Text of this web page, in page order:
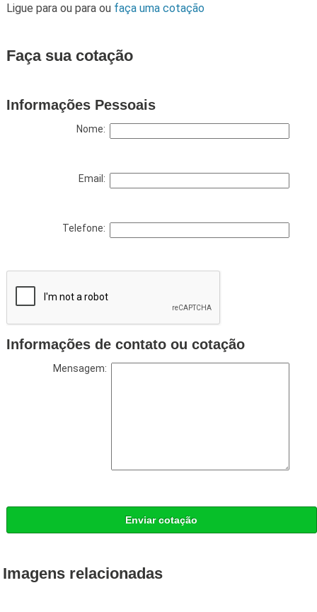
Ligue para ou para ou faça uma cotação
Faça sua cotação
Informações Pessoais
Nome:
Email:
Telefone:
Informações de contato ou cotação
Mensagem:
Enviar cotação
Imagens relacionadas